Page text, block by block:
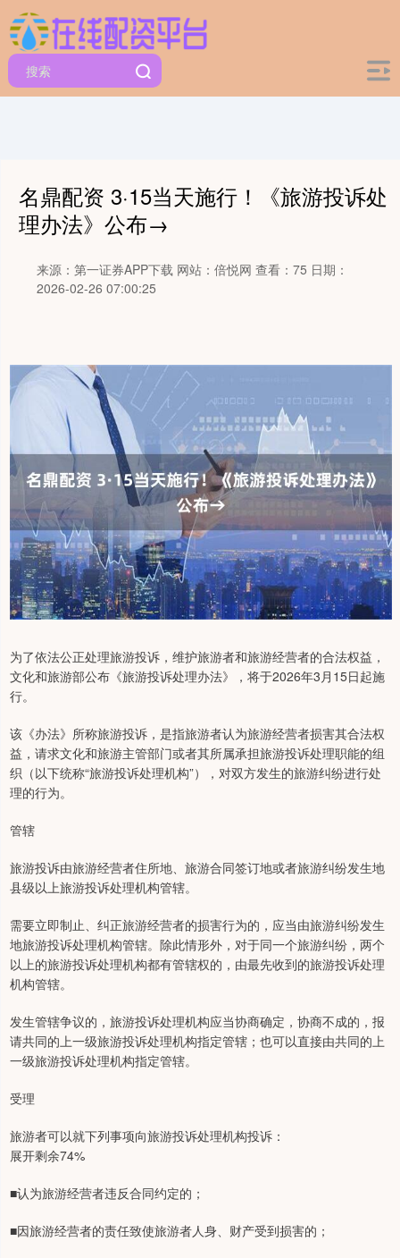
名鼎配资 3·15当天施行！《旅游投诉处
理办法》公布→
来源：第一证券APP下载 网站：倍悦网 查看：75 日期：
2026-02-26 07:00:25
为了依法公正处理旅游投诉，维护旅游者和旅游经营者的合法权益，
文化和旅游部公布《旅游投诉处理办法》，将于2026年3月15日起施
行。
该《办法》所称旅游投诉，是指旅游者认为旅游经营者损害其合法权
益，请求文化和旅游主管部门或者其所属承担旅游投诉处理职能的组
织（以下统称“旅游投诉处理机构”），对双方发生的旅游纠纷进行处
理的行为。
管辖
旅游投诉由旅游经营者住所地、旅游合同签订地或者旅游纠纷发生地
县级以上旅游投诉处理机构管辖。
需要立即制止、纠正旅游经营者的损害行为的，应当由旅游纠纷发生
地旅游投诉处理机构管辖。除此情形外，对于同一个旅游纠纷，两个
以上的旅游投诉处理机构都有管辖权的，由最先收到的旅游投诉处理
机构管辖。
发生管辖争议的，旅游投诉处理机构应当协商确定，协商不成的，报
请共同的上一级旅游投诉处理机构指定管辖；也可以直接由共同的上
一级旅游投诉处理机构指定管辖。
受理
旅游者可以就下列事项向旅游投诉处理机构投诉：
展开剩余74%
■认为旅游经营者违反合同约定的；
■因旅游经营者的责任致使旅游者人身、财产受到损害的；